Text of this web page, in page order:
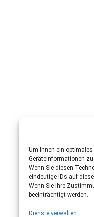
Um Ihnen ein
Geräteinformationen
Wenn Sie diesen
eindeutige IDs auf
Wenn Sie Ihre
beeinträchtigt werden.
Dienste verwalten